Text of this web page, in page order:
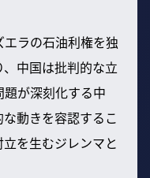
ラの石油利権を独
中国は批判的な立
が深刻化する中
動きを容認するこ
を生むジレンマと